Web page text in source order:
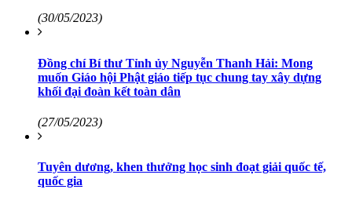
(30/05/2023)
Đồng chí Bí thư Tỉnh ủy Nguyễn Thanh Hải: Mong
muốn Giáo hội Phật giáo tiếp tục chung tay xây dựng
khối đại đoàn kết toàn dân
(27/05/2023)
Tuyên dương, khen thưởng học sinh đoạt giải quốc tế,
quốc gia